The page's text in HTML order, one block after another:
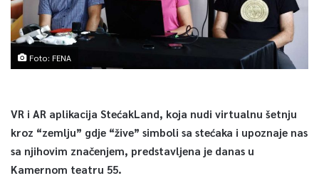
Foto: FENA
VR i AR aplikacija StećakLand, koja nudi virtualnu šetnju
kroz “zemlju” gdje “žive” simboli sa stećaka i upoznaje nas
sa njihovim značenjem, predstavljena je danas u
Kamernom teatru 55.